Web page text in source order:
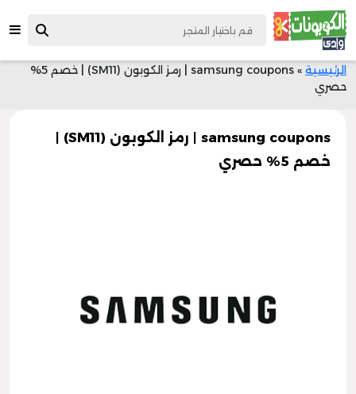
الرئيسية »
samsung coupons | رمز الكوبون (SM11) | خصم 5%
حصري
samsung coupons | رمز الكوبون (SM11) |
خصم 5% حصري